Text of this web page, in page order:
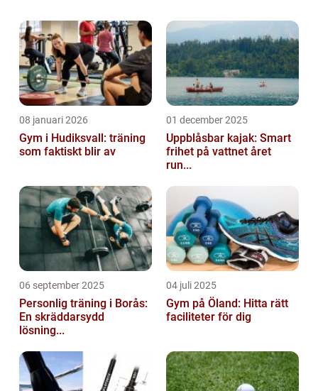
sedan OS i Atlanta 1996 och har sedan ...
08 januari 2026
Gym i Hudiksvall: träning
som faktiskt blir av
01 december 2025
Uppblåsbar kajak: Smart
frihet på vattnet året
run...
06 september 2025
Personlig träning i Borås:
En skräddarsydd
lösning...
04 juli 2025
Gym på Öland: Hitta rätt
faciliteter för dig